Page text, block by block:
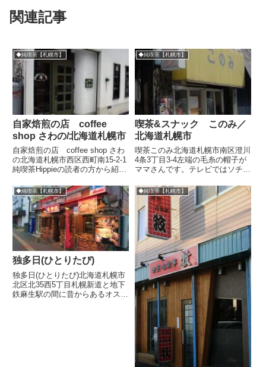
関連記事
◆純喫茶【札幌市】
自家焙煎の店 coffee
shop さわの/北海道札幌市
自家焙煎の店 coffee shop さわ
の北海道札幌市西区西町南15-2-1
純喫茶Hippieの読者の方から紹介
入るとすぐ右手に焙煎室。落ち着
いた雰囲気の店舗。カウンターで
は経営されている御夫婦が馴染み
のお客...
◆純喫茶【札幌市】
喫茶&スナック このみ／
北海道札幌市
喫茶このみ北海道札幌市南区澄川
4条3丁目3-4左端の毛糸の帽子が
ママさんです。テレビではソチオ
急斜面を猛スピードで滑降するの
を見て、真ん中のお客さんからは
「よくまあこんなことできるもん
だ。」「健康が一番ですなー...
◆純喫茶【札幌市】
独多日(ひとりたび)
独多日(ひとりたび)北海道札幌市
北区北35西5丁目札幌新道と地下
鉄麻生駅の間に昔からあるオスス
◆純喫茶【札幌市】